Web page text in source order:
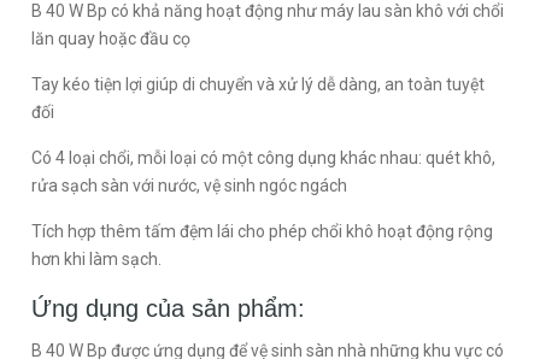
B 40 W Bp có khả năng hoạt động như máy lau sàn khô với chổi
lăn quay hoặc đầu cọ
Tay kéo tiện lợi giúp di chuyển và xử lý dễ dàng, an toàn tuyệt
đối
Có 4 loại chổi, mỗi loại có một công dụng khác nhau: quét khô,
rửa sạch sàn với nước, vệ sinh ngóc ngách
Tích hợp thêm tấm đệm lái cho phép chổi khô hoạt động rộng
hơn khi làm sạch.
Ứng dụng của sản phẩm:
B 40 W Bp được ứng dụng để vệ sinh sàn nhà những khu vực có